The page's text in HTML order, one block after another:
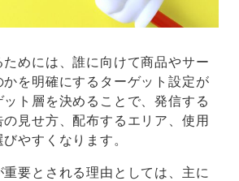
めには、誰に向けて商品やサー
かを明確にするターゲット設定が
ト層を決めることで、発信する
の見せ方、配布するエリア、使用
やすくなります。
重要とされる理由としては、主に